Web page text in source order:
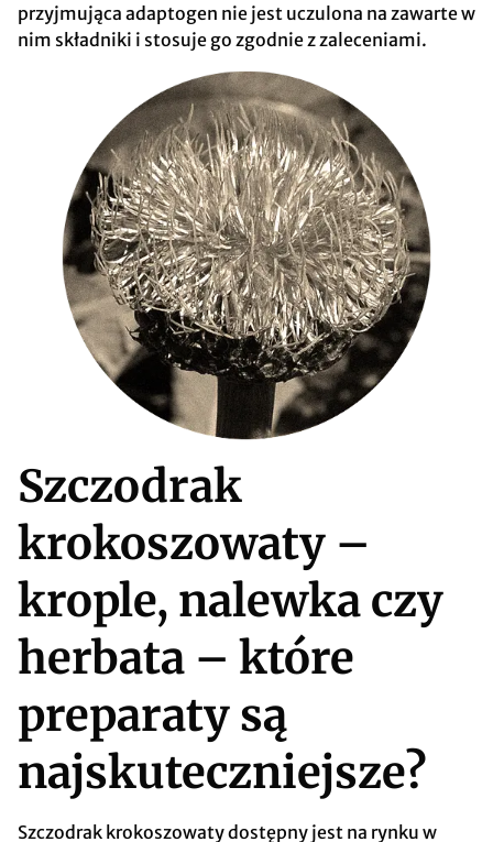
przyjmująca adaptogen nie jest uczulona na zawarte w
nim składniki i stosuje go zgodnie z zaleceniami.
Szczodrak
krokoszowaty –
krople, nalewka czy
herbata – które
preparaty są
najskuteczniejsze?
Szczodrak krokoszowaty dostępny jest na rynku w